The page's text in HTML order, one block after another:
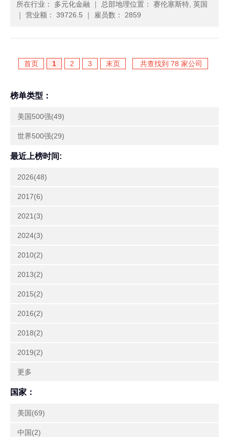
所在行业： 多元化金融 ｜ 总部地理位置： 赛伦塞斯特, 英国
｜ 营业额： 39726.5 ｜ 雇员数： 2859
首页 1 2 3 末页 共查找到 78 家公司
榜单类型：
美国500强(49)
世界500强(29)
最近上榜时间:
2026(48)
2017(6)
2021(3)
2024(3)
2010(2)
2013(2)
2015(2)
2016(2)
2018(2)
2019(2)
更多
国家：
美国(69)
中国(2)